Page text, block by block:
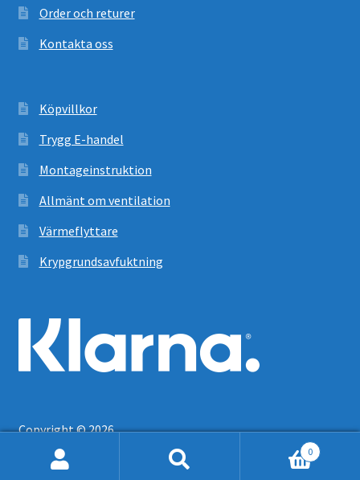
Order och returer
Kontakta oss
Köpvillkor
Trygg E-handel
Montageinstruktion
Allmänt om ventilation
Värmeflyttare
Krypgrundsavfuktning
Copyright © 2026
0